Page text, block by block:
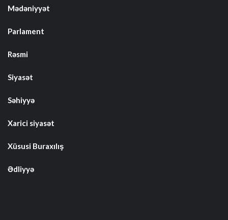
Mədəniyyət
Parlament
Rəsmi
Siyasət
Səhiyyə
Xarici siyasət
Xüsusi Buraxılış
Ədliyyə